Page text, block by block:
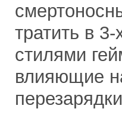
тратить в
стилями
влияющие